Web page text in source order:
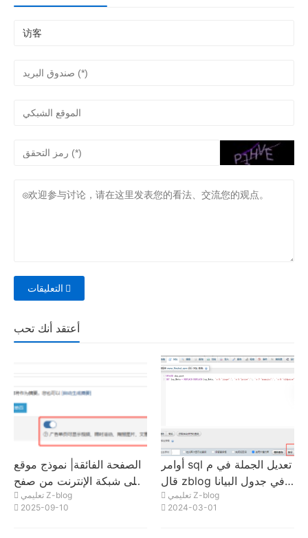
التعليقات
أعتقد أنك تحب
الصفحة الفائقة| نموذج موقع
على شبكة الإنترنت من صفح
ة واحدة| كيفية تحديد صفحة
SEO لجميع المقالات على ص
تعليمي Z-blog
2025-09-10
أوامر sql تعديل الجملة في م
قال zblog في جدول البيانا
ت zbp_post قيمة المفتاح ال
تعليمي Z-blog
2024-03-01